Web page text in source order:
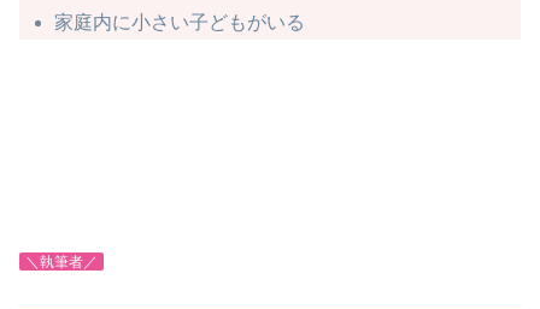
家庭内に小さい子どもがいる
＼執筆者／